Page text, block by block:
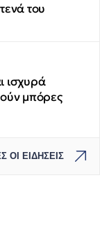
του
ισχυρά
μπόρες
ΟΙ ΕΙΔΗΣΕΙΣ